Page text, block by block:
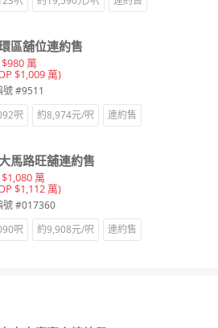
區舖位連約售
萬
$1,009 萬)
號 #9511
呎
約8,974元/呎 連約售
馬路旺舖連約售
萬
$1,112 萬)
號 #017360
呎
約9,908元/呎 連約售